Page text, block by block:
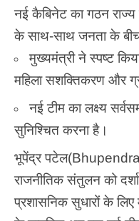
नई कैबिनेट का गठन
के साथ-साथ जनता के
मुख्यमंत्री ने स्पष्ट
महिला सशक्तिकरण और
नई टीम का लक्ष्य
सुनिश्चित करना है।
भूपेंद्र
राजनीतिक संतुलन को
प्रशासनिक सुधारों के लिए